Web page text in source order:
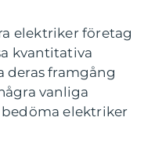
elektriker företag
kvantitativa
framgång
vanliga
elektriker